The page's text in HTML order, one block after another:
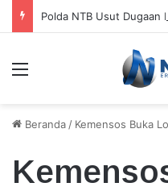
Menu
Beranda / Kemensos Buka